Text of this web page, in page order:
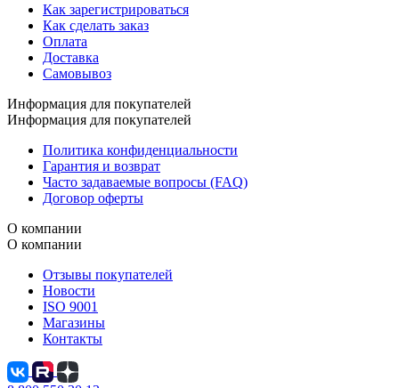
Как зарегистрироваться
Как сделать заказ
Оплата
Доставка
Самовывоз
Информация для покупателей
Информация для покупателей
Политика конфиденциальности
Гарантия и возврат
Часто задаваемые вопросы (FAQ)
Договор оферты
О компании
О компании
Отзывы покупателей
Новости
ISO 9001
Магазины
Контакты